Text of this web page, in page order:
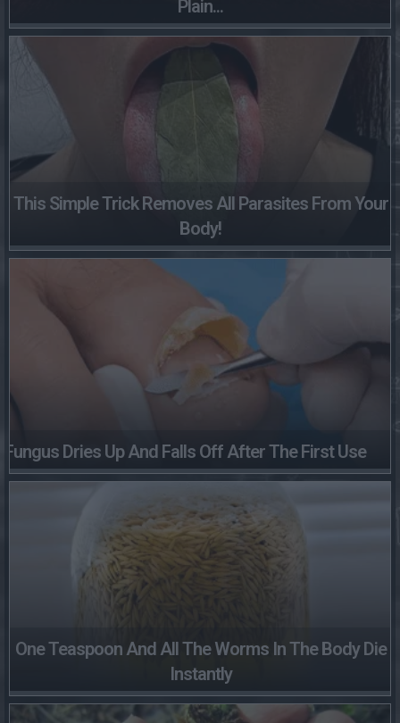
Plain...
This Simple Trick Removes All Parasites From Your
Body!
Fungus Dries Up And Falls Off After The First Use
One Teaspoon And All The Worms In The Body Die
Instantly